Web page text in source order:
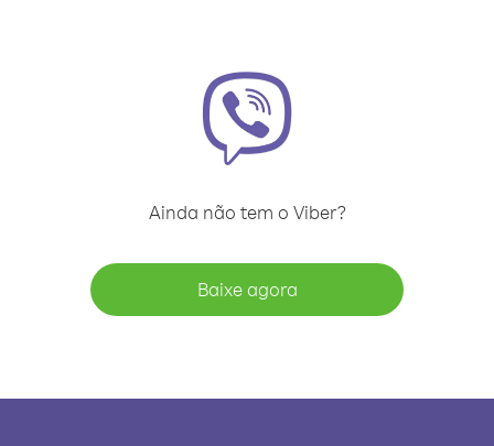
Ainda não tem o Viber?
Baixe agora